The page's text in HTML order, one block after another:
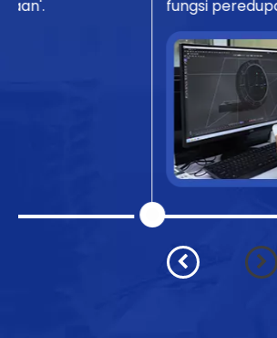
perdagangan. lampu panel